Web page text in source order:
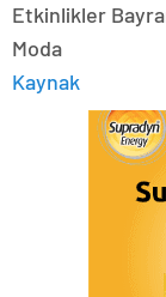
Etkinlikler
Moda
Kaynak